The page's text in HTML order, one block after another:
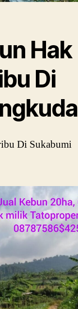
Hak
Di
Di Sukabumi